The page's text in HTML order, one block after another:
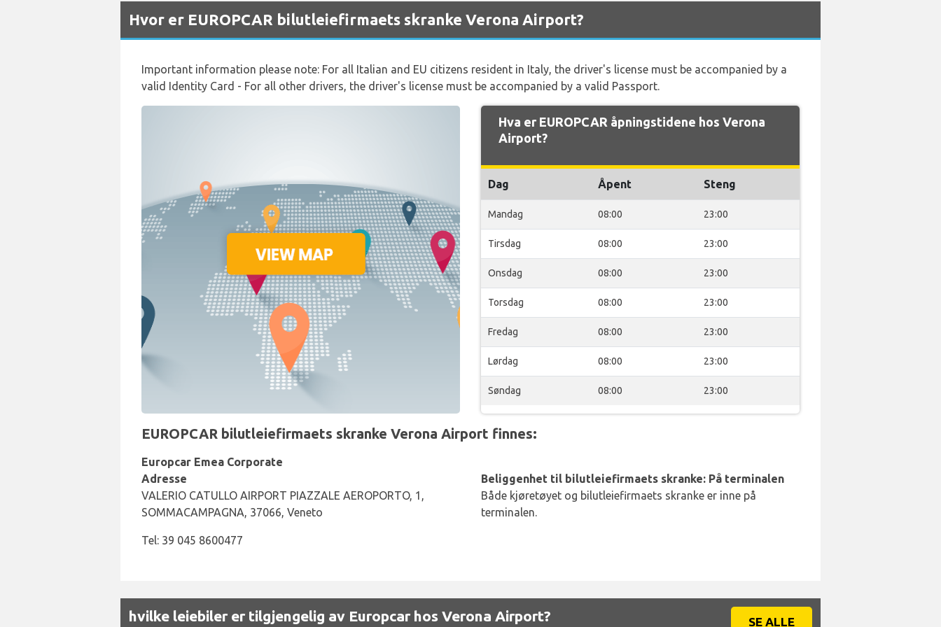
Hvor er EUROPCAR bilutleiefirmaets skranke Verona Airport?
Important information please note: For all Italian and EU citizens resident in Italy, the driver's license must be accompanied by a
valid Identity Card - For all other drivers, the driver's license must be accompanied by a valid Passport.
Hva er EUROPCAR åpningstidene hos Verona
Airport?
Dag Åpent Steng
Mandag 08:00 23:00
Tirsdag 08:00 23:00
Onsdag 08:00 23:00
Torsdag 08:00 23:00
Fredag 08:00 23:00
Lørdag 08:00 23:00
Søndag 08:00 23:00
EUROPCAR bilutleiefirmaets skranke Verona Airport finnes:
Europcar Emea Corporate
Adresse
VALERIO CATULLO AIRPORT PIAZZALE AEROPORTO, 1,
SOMMACAMPAGNA, 37066, Veneto
Tel: 39 045 8600477
Beliggenhet til bilutleiefirmaets skranke: På terminalen
Både kjøretøyet og bilutleiefirmaets skranke er inne på
terminalen.
hvilke leiebiler er tilgjengelig av Europcar hos Verona Airport? SE ALLE